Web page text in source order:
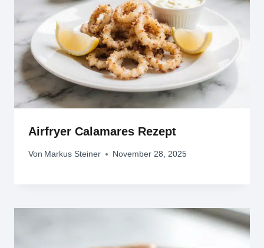
Airfryer Calamares Rezept
Von Markus Steiner November 28, 2025